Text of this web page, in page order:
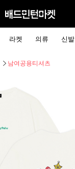
라켓 의류 신발
남여공용티셔츠